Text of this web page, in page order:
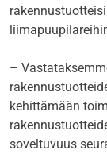
–
kehittämään
soveltuvuus